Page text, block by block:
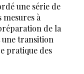
une série de
mesures à
de la
transition
pratique des